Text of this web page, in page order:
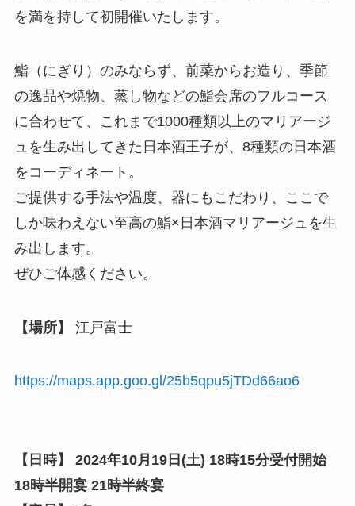
を満を持して初開催いたします。
鮨（にぎり）のみならず、前菜からお造り、季節
の逸品や焼物、蒸し物などの鮨会席のフルコース
に合わせて、これまで1000種類以上のマリアージ
ュを生み出してきた日本酒王子が、8種類の日本酒
をコーディネート。
ご提供する手法や温度、器にもこだわり、ここで
しか味わえない至高の鮨×日本酒マリアージュを生
み出します。
ぜひご体感ください。
【場所】 江戸富士
https://maps.app.goo.gl/25b5qpu5jTDd66ao6
【日時】 2024年10月19日(土) 18時15分受付開始
18時半開宴 21時半終宴